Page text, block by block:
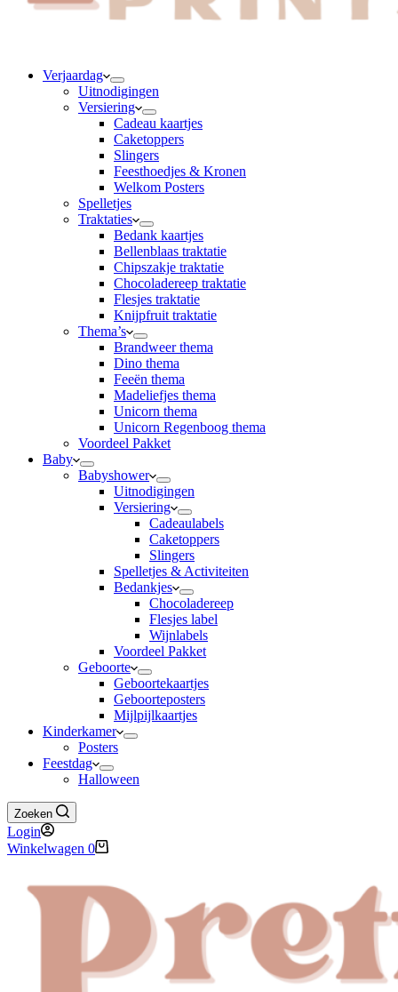
Verjaardag
Uitnodigingen
Versiering
Cadeau kaartjes
Caketoppers
Slingers
Feesthoedjes & Kronen
Welkom Posters
Spelletjes
Traktaties
Bedank kaartjes
Bellenblaas traktatie
Chipszakje traktatie
Chocoladereep traktatie
Flesjes traktatie
Knijpfruit traktatie
Thema’s
Brandweer thema
Dino thema
Feeën thema
Madeliefjes thema
Unicorn thema
Unicorn Regenboog thema
Voordeel Pakket
Baby
Babyshower
Uitnodigingen
Versiering
Cadeaulabels
Caketoppers
Slingers
Spelletjes & Activiteiten
Bedankjes
Chocoladereep
Flesjes label
Wijnlabels
Voordeel Pakket
Geboorte
Geboortekaartjes
Geboorteposters
Mijlpijlkaartjes
Kinderkamer
Posters
Feestdag
Halloween
Zoeken
Login
Winkelwagen 0